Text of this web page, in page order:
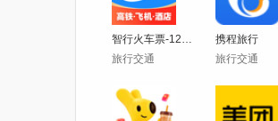
智行火车票-12306官网出票
旅行交通
携程旅行
旅行交通